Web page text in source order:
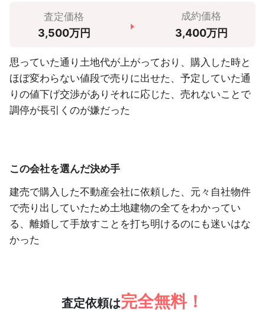
査定価格
3,500万円
成約価格
3,400万円
思っていた通り土地代が上がっており、購入した時と
ほぼ変わらない値段で売りに出せた、予定していた通
りの値下げ交渉がありそれに応じた、売れないことで
調停が長引くのが嫌だった
この会社を選んだ決め手
建売で購入した不動産会社に依頼した、元々自社物件
で売り出していたため土地建物の全てをわかってい
る、離婚して手放すことを打ち明けるのにも迷いはな
かった
査定依頼は完全無料！